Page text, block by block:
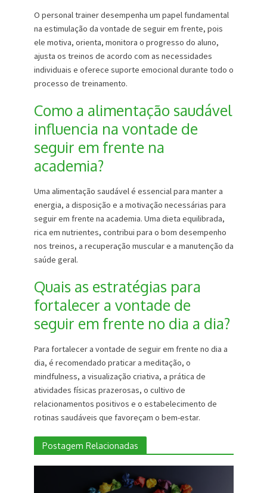
O personal trainer desempenha um papel fundamental
na estimulação da vontade de seguir em frente, pois
ele motiva, orienta, monitora o progresso do aluno,
ajusta os treinos de acordo com as necessidades
individuais e oferece suporte emocional durante todo o
processo de treinamento.
Como a alimentação saudável
influencia na vontade de
seguir em frente na
academia?
Uma alimentação saudável é essencial para manter a
energia, a disposição e a motivação necessárias para
seguir em frente na academia. Uma dieta equilibrada,
rica em nutrientes, contribui para o bom desempenho
nos treinos, a recuperação muscular e a manutenção da
saúde geral.
Quais as estratégias para
fortalecer a vontade de
seguir em frente no dia a dia?
Para fortalecer a vontade de seguir em frente no dia a
dia, é recomendado praticar a meditação, o
mindfulness, a visualização criativa, a prática de
atividades físicas prazerosas, o cultivo de
relacionamentos positivos e o estabelecimento de
rotinas saudáveis que favoreçam o bem-estar.
Postagem Relacionadas